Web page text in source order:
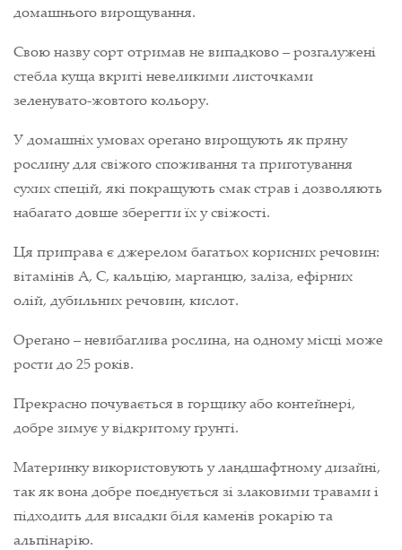
домашнього вирощування.
Свою назву сорт отримав не випадково – розгалужені
стебла куща вкриті невеликими листочками
зеленувато-жовтого кольору.
У домашніх умовах орегано вирощують як пряну
рослину для свіжого споживання та приготування
сухих спецій, які покращують смак страв і дозволяють
набагато довше зберегти їх у свіжості.
Ця приправа є джерелом багатьох корисних речовин:
вітамінів А, С, кальцію, марганцю, заліза, ефірних
олій, дубильних речовин, кислот.
Орегано – невибаглива рослина, на одному місці може
рости до 25 років.
Прекрасно почувається в горщику або контейнері,
добре зимує у відкритому ґрунті.
Материнку використовують у ландшафтному дизайні,
так як вона добре поєднується зі злаковими травами і
підходить для висадки біля каменів рокарію та
альпінарію.